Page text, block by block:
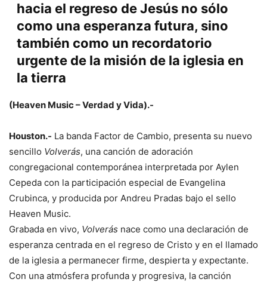
hacia el regreso de Jesús no sólo
como una esperanza futura, sino
también como un recordatorio
urgente de la misión de la iglesia en
la tierra
(Heaven Music – Verdad y Vida).-
Houston.- La banda Factor de Cambio, presenta su nuevo
sencillo Volverás, una canción de adoración
congregacional contemporánea interpretada por Aylen
Cepeda con la participación especial de Evangelina
Crubinca, y producida por Andreu Pradas bajo el sello
Heaven Music.
Grabada en vivo, Volverás nace como una declaración de
esperanza centrada en el regreso de Cristo y en el llamado
de la iglesia a permanecer firme, despierta y expectante.
Con una atmósfera profunda y progresiva, la canción